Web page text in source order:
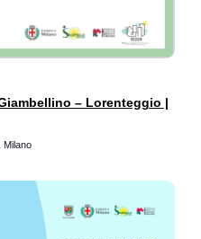
– Lorenteggio |
Milano